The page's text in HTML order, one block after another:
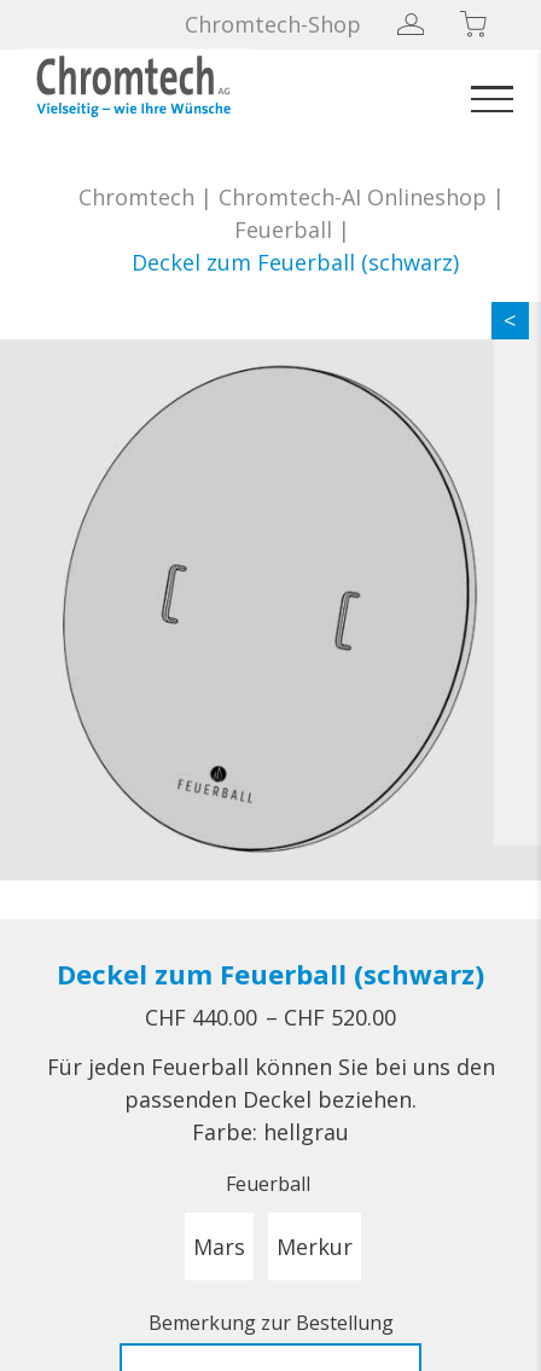
Chromtech-Shop
Chromtech | Chromtech-AI Onlineshop |
Feuerball |
Deckel zum Feuerball (schwarz)
Deckel zum Feuerball (schwarz)
CHF 440.00 – CHF 520.00Preisspanne:
bis
CHF 520.00
Für jeden Feuerball können Sie bei uns den
passenden Deckel beziehen.
Farbe: hellgrau
Feuerball
Mars Merkur
Bemerkung zur Bestellung